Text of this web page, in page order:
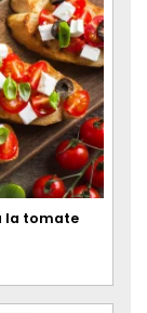
la tomate